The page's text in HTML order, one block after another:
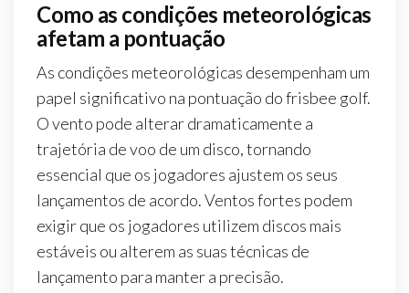
Como as condições meteorológicas
afetam a pontuação
As condições meteorológicas desempenham um
papel significativo na pontuação do frisbee golf.
O vento pode alterar dramaticamente a
trajetória de voo de um disco, tornando
essencial que os jogadores ajustem os seus
lançamentos de acordo. Ventos fortes podem
exigir que os jogadores utilizem discos mais
estáveis ou alterem as suas técnicas de
lançamento para manter a precisão.